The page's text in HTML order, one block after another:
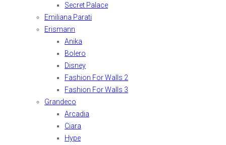
Secret Palace
Emiliana Parati
Erismann
Anika
Bolero
Disney
Fashion For Walls 2
Fashion For Walls 3
Grandeco
Arcadia
Ciara
Hype